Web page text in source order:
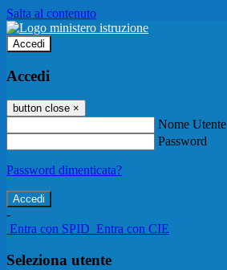
Salta al contenuto
Accedi
Accedi
button close ×
Nome Utente
Password
Password dimenticata?
-
Entra con SPID Entra con CIE
Seleziona utente